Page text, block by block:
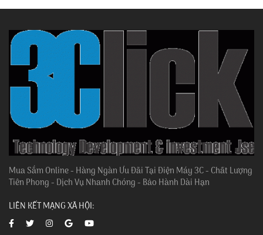
Mua Sắm Online - Hàng Ngàn Ưu Đãi Tại Điện Máy 3C - Chất Lượng
Tiên Phong - Dịch Vụ Nhanh Chóng - Bảo Hành Dài Hạn
LIÊN KẾT MẠNG XÃ HỘI: